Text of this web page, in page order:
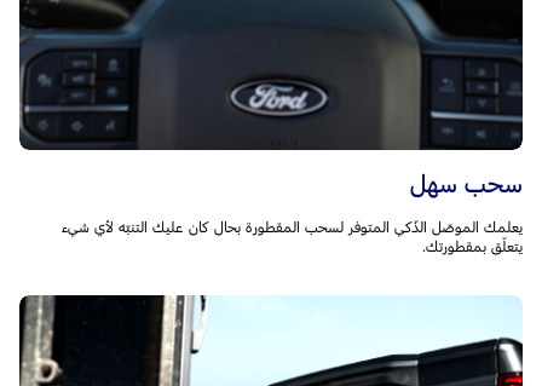
سحب سهل
يعلمك الموصّل الذّكي المتوفر لسحب المقطورة بحال كان عليك التنبّه لأي شيء
يتعلّق بمقطورتك.